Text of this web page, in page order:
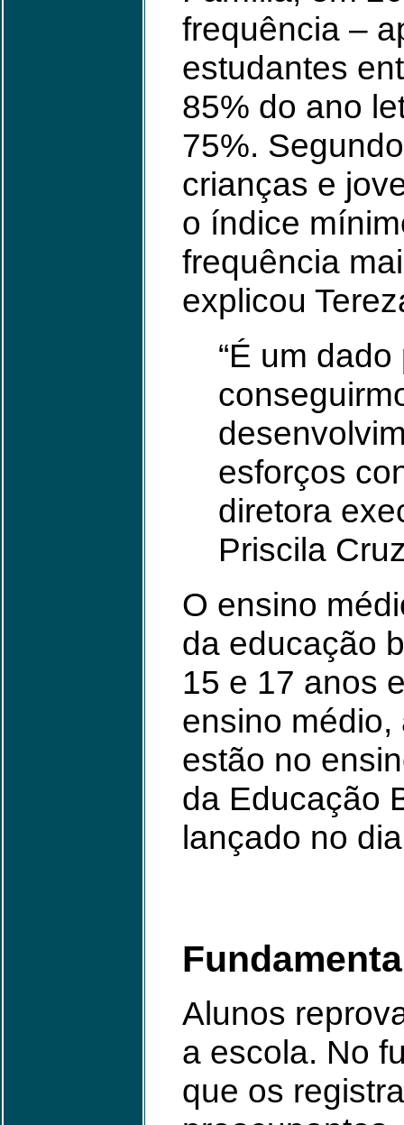
frequência –
estudantes
85% do ano
75%.
crianças e
o índice
frequência
explicou
“É um
esforços
diretora
Priscila
O ensino
da educação
15 e 17 anos
ensino
estão no
da Educação
lançado no
Alunos
a escola. No
que os